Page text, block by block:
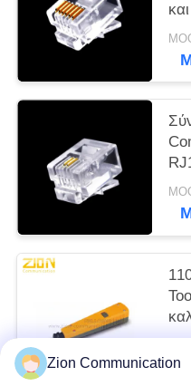
Zion Communication